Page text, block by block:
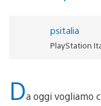
psitalia
PlayStation
Da oggi vogliamo